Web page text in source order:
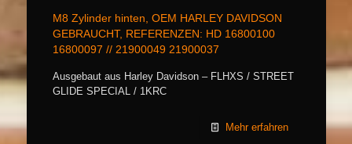
M8 Zylinder hinten, OEM HARLEY DAVIDSON
GEBRAUCHT, REFERENZEN: HD 16800100
16800097 // 21900049 21900037
Ausgebaut aus Harley Davidson – FLHXS / STREET
GLIDE SPECIAL / 1KRC
Mehr erfahren